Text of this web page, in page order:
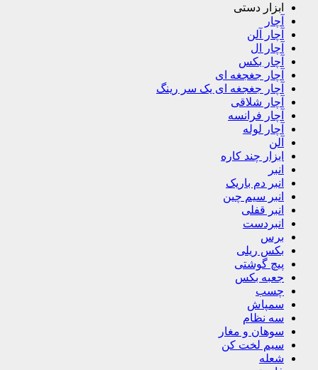
ابزار دستی
آچار
آچار آلن
آچار ال
آچار بکس
آچار جغجغه ای
آچار جغجغه ای یک سر رینگ
آچار شلاقی
آچار فرانسه
آچار لوله
آلن
ابزار چند کاره
انبر
انبر دم باریک
انبر سیم چین
انبر قفلی
انبردست
برس
بکس ریلی
پیچ گوشتی
جعبه بکس
چسب
سمپاش
سه نظام
سوهان و مغار
سیم لخت کن
شعله